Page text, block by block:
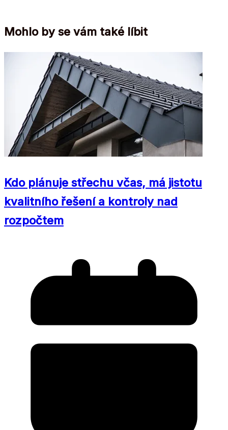
Mohlo by se vám také líbit
Kdo plánuje střechu včas, má jistotu
kvalitního řešení a kontroly nad
rozpočtem